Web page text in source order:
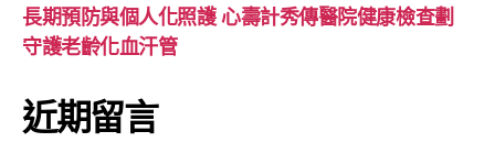
長期預防與個人化照護 心壽計秀傳醫院健康檢查劃
守護老齡化血汗管
近期留言